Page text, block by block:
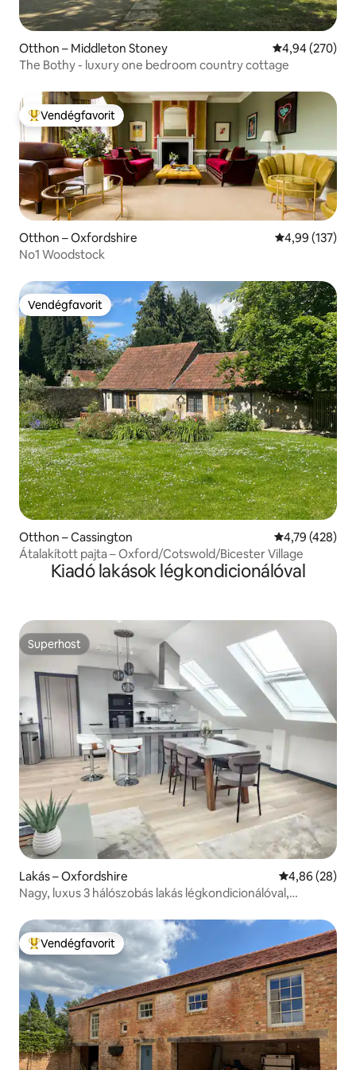
Otthon – Middleton Stoney Átlagos
4,94 (270)
The Bothy - luxury one bedroom country cottage
Kiemelt vendégfavorit
Vendégfavorit
Otthon – Oxfordshire Átlagos
4,99 (137)
No1 Woodstock
Vendégfavorit
Vendégfavorit
Otthon – Cassington Átlagos
4,79 (428)
Átalakított pajta – Oxford/Cotswold/Bicester Village
Kiadó lakások légkondicionálóval
Superhost
Superhost
Lakás – Oxfordshire Átlagos
4,86 (28)
Nagy, luxus 3 hálószobás lakás légkondicionálóval,
Kiemelt vendégfavorit
Vendégfavorit